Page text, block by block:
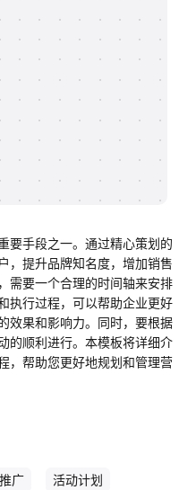
要手段之一。通过精心策划的
，提升品牌知名度，增加销售
需要一个合理的时间轴来安排
执行过程，可以帮助企业更好
效果和影响力。同时，要根据
的顺利进行。本模板将详细介
，帮助您更好地规划和管理营
广 活动计划